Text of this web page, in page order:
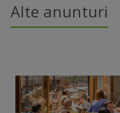
Alte anunturi